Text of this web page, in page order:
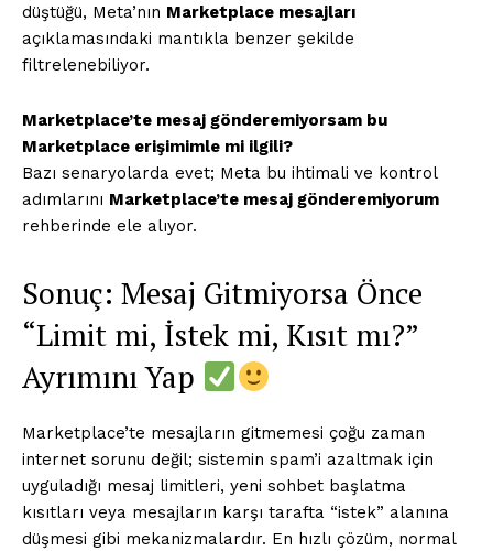
düştüğü, Meta’nın Marketplace mesajları
açıklamasındaki mantıkla benzer şekilde
filtrelenebiliyor.
Marketplace’te mesaj gönderemiyorsam bu
Marketplace erişimimle mi ilgili?
Bazı senaryolarda evet; Meta bu ihtimali ve kontrol
adımlarını Marketplace’te mesaj gönderemiyorum
rehberinde ele alıyor.
Sonuç: Mesaj Gitmiyorsa Önce
“Limit mi, İstek mi, Kısıt mı?”
Ayrımını Yap
Marketplace’te mesajların gitmemesi çoğu zaman
internet sorunu değil; sistemin spam’i azaltmak için
uyguladığı mesaj limitleri, yeni sohbet başlatma
kısıtları veya mesajların karşı tarafta “istek” alanına
düşmesi gibi mekanizmalardır. En hızlı çözüm, normal